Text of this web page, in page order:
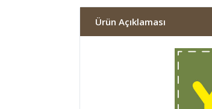
Ürün Açıklaması